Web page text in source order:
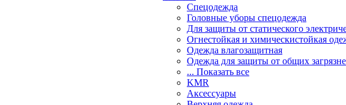
Спецодежда
Головные уборы спецодежда
Для защиты от статического
Огнестойкая и химическистойкая
Одежда влагозащитная
Одежда для защиты от общих
... Показать все
KMR
Аксессуары